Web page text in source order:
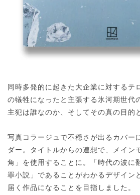
同時多発的に起きた大企業に対するテ
の犠牲になったと主張する氷河期世代
主犯は誰なのか、そしてその真の目的
写真コラージュで不穏さが出るカバー
ダー。タイトルからの連想で、メイン
角」を使用することに。「時代の波に
罪小説」であることがわかるデザイン
届く作品になることを目指しました。